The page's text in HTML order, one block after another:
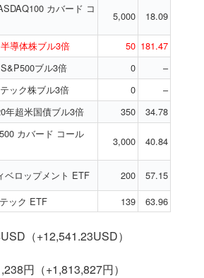
カバード コ
5,000 18.09
導体株ブル3倍 50 181.47
ブル3倍
0
–
ック株ブル3倍
0
–
年超米国債ブル3倍
350
34.78
カバード コール
3,000 40.84
ベロップメント ETF 200
57.15
ック ETF
139 63.96
（+12,541.23USD）
円（+1,813,827円）